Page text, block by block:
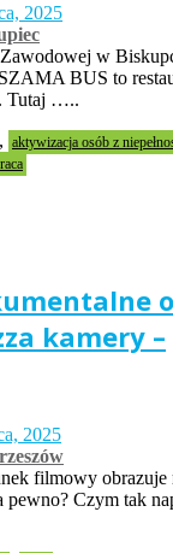
2025
w
BUS to
Tutaj …..
, aktywizacja osób z
kamery –
2025
filmowy obrazuje
pewno? Czym tak